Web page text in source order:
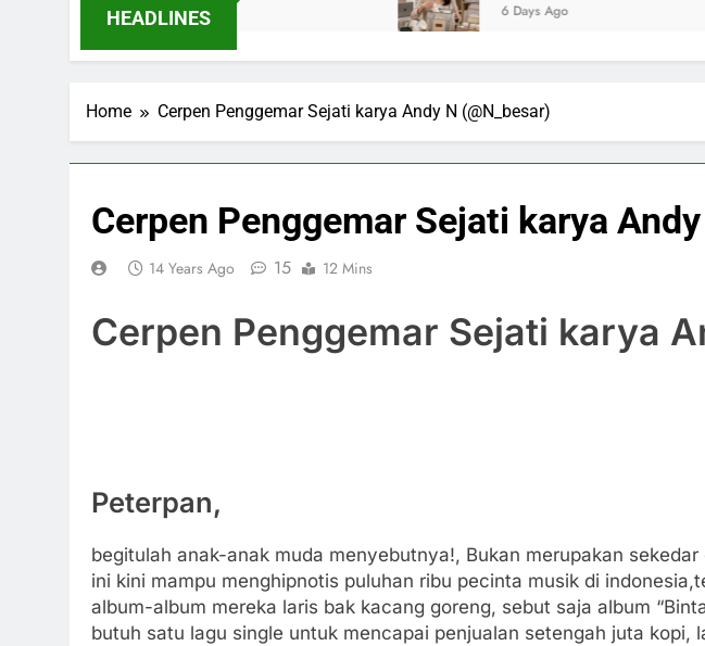
HEADLINES 6 Days Ago
Home Cerpen Penggemar Sejati karya Andy N (@N_besar)
Cerpen Penggemar Sejati karya
14 Years Ago 15 12 Mins
Cerpen Penggemar Sejati karya
Peterpan,
begitulah anak-anak muda menyebutnya!, Bukan merupakan
ini kini mampu menghipnotis puluhan ribu pecinta musik di
album-album mereka laris bak kacang goreng, sebut saja album
butuh satu lagu single untuk mencapai penjualan setengah juta kopi,